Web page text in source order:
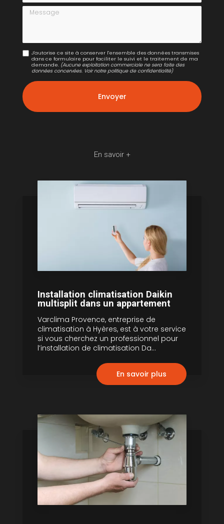
Message
J'autorise ce site à conserver l'ensemble des données transmises
dans ce formulaire pour faciliter le suivi et le traitement de ma
demande. (Aucune exploitation commerciale ne sera faite des
données concervées. Voir notrepolitique de confidentialité)
En savoir +
Installation climatisation Daikin
multisplit dans un appartement
Varclima Provence, entreprise de
climatisation à Hyères, est à votre service
si vous cherchez un professionnel pour
l’installation de climatisation Da...
En savoir plus